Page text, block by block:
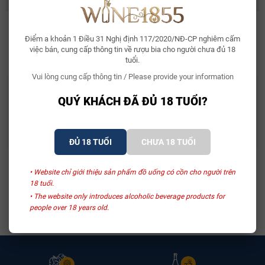
Điểm a khoản 1 Điều 31 Nghị định 117/2020/NĐ-CP nghiêm cấm
việc bán, cung cấp thông tin về rượu bia cho người chưa đủ 18
tuổi.
Vui lòng cung cấp thông tin / Please provide your information
QUÝ KHÁCH ĐÃ ĐỦ 18 TUỔI?
ĐỦ 18 TUỔI CHƯA 18 TUỔI
• Website chỉ giới thiệu sản phẩm đồ uống có cồn cho người trên
18 tuổi.
• The website only introduces alcoholic beverage products for
people over 18 years old.
SẢN PHẨM LIÊN QUAN
Rượu Vang Château De
Grand Cru 2018
1.480.000₫
Rượu Vang Pháp
3.388.000₫